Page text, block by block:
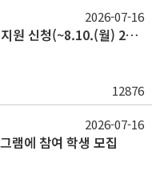
제27회 세계지식포럼 참가 대상자 지원 신청(~8.10.(월) 23:59)
12876
2026-07-16
램에 참여 학생 모집
2026-07-16